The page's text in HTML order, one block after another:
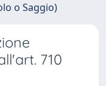
o Saggio)
710